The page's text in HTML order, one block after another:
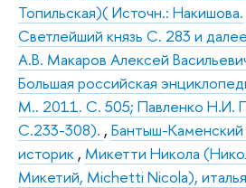
Топильская)( Источн.: Накишова.
Светлейший князь С. 283 и
А.В. Макаров Алексей
Большая российская
М.. 2011. С. 505; Павленко Н.И.
С.233-308). , Бантыш-
историк , Микетти Никола
Микетий, Michetti Nicola),